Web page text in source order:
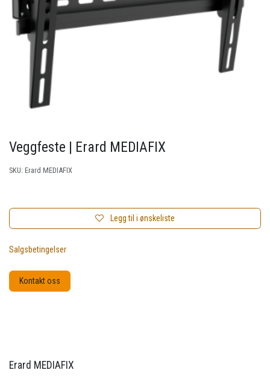
Veggfeste | Erard MEDIAFIX
SKU: Erard MEDIAFIX
Legg til i ønskeliste
Salgsbetingelser
Kontakt oss
Erard MEDIAFIX